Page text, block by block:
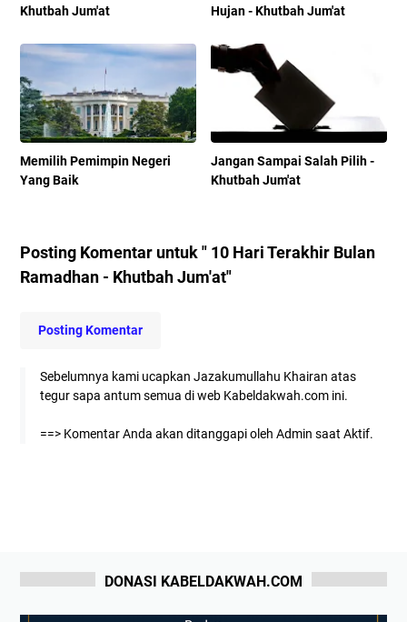
Khutbah Jum'at
Hujan - Khutbah Jum'at
Memilih Pemimpin Negeri
Yang Baik
Jangan Sampai Salah Pilih -
Khutbah Jum'at
Posting Komentar untuk " 10 Hari Terakhir Bulan
Ramadhan - Khutbah Jum'at"
Posting Komentar
Sebelumnya kami ucapkan Jazakumullahu Khairan atas
tegur sapa antum semua di web Kabeldakwah.com ini.
==> Komentar Anda akan ditanggapi oleh Admin saat Aktif.
DONASI KABELDAKWAH.COM